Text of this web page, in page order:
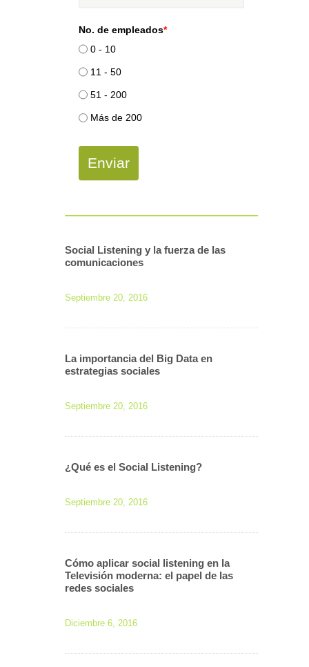
No. de empleados*
0 - 10
11 - 50
51 - 200
Más de 200
Enviar
Social Listening y la fuerza de las
comunicaciones
Septiembre 20, 2016
La importancia del Big Data en
estrategias sociales
Septiembre 20, 2016
¿Qué es el Social Listening?
Septiembre 20, 2016
Cómo aplicar social listening en la
Televisión moderna: el papel de las
redes sociales
Diciembre 6, 2016